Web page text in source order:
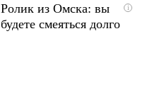
i
Ролик из Омска: вы
будете смеяться долго